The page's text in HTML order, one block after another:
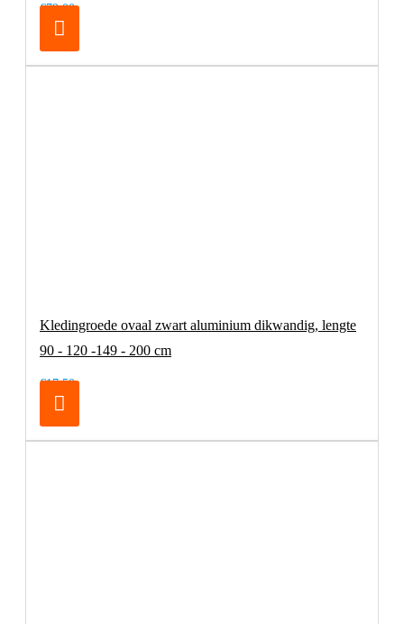
€79,00
Kledingroede ovaal zwart aluminium dikwandig, lengte
90 - 120 -149 - 200 cm
€17,50